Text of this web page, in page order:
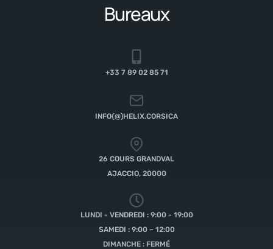
Bureaux
+33 7 89 02 85 71
INFO{@)HELIX.CORSICA
26 COURS GRANDVAL
AJACCIO, 20000
LUNDI - VENDREDI : 9:00 - 19:00
SAMEDI : 9:00 – 12:00
DIMANCHE : FERMÉ